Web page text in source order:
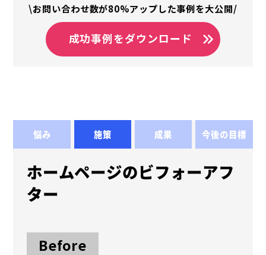
\お問い合わせ数が80%アップした事例を大公開/
成功事例をダウンロード
悩み 施策 成果 今後の目標
ホームページのビフォーアフ
ター
Before